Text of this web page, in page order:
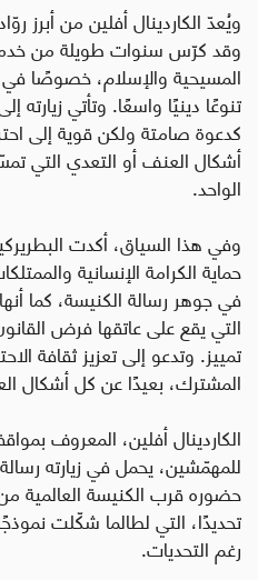
ويُعدّ الكاردينال أفلين من أبرز
وقد كرّس سنوات طويلة من
المسيحية والإسلام، خصوصًا
تنوعًا دينيًا واسعًا. وتأتي
كدعوة صامتة ولكن قوية إلى
أشكال العنف أو التعدي التي
الواحد.
وفي هذا السياق، أكدت
حماية الكرامة الإنسانية
في جوهر رسالة الكنيسة، كما
التي يقع على عاتقها فرض
تمييز. وتدعو إلى تعزيز ثقافة
المشترك، بعيدًا عن كل أشكال
الكاردينال أفلين، المعروف
للمهمّشين، يحمل في زيارته
حضوره قرب الكنيسة العالمية
تحديدًا، التي لطالما شكّلت
رغم التحديات.